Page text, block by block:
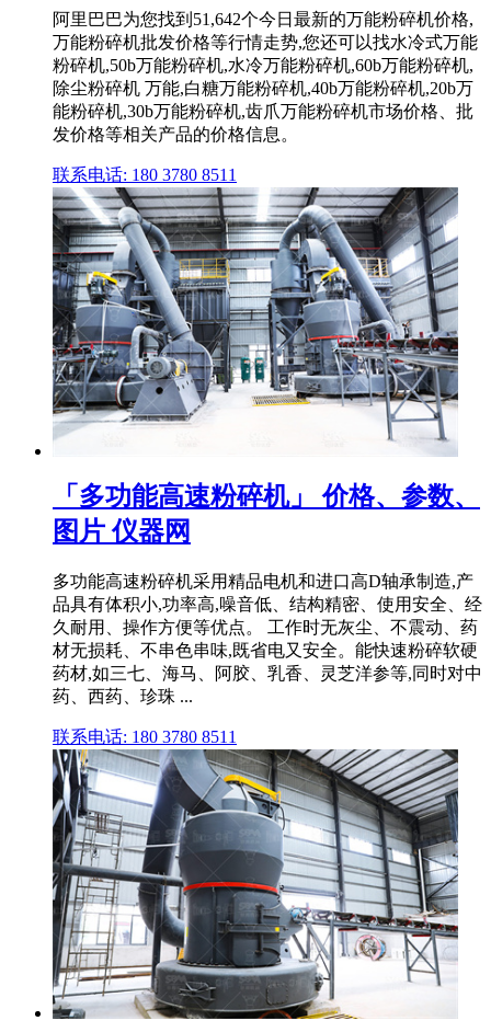
阿里巴巴为您找到51,642个今日最新的万能粉碎机价格,
万能粉碎机批发价格等行情走势,您还可以找水冷式万能
粉碎机,50b万能粉碎机,水冷万能粉碎机,60b万能粉碎机,
除尘粉碎机 万能,白糖万能粉碎机,40b万能粉碎机,20b万
能粉碎机,30b万能粉碎机,齿爪万能粉碎机市场价格、批
发价格等相关产品的价格信息。
联系电话: 180 3780 8511
「多功能高速粉碎机」 价格、参数、
图片 仪器网
多功能高速粉碎机采用精品电机和进口高D轴承制造,产
品具有体积小,功率高,噪音低、结构精密、使用安全、经
久耐用、操作方便等优点。 工作时无灰尘、不震动、药
材无损耗、不串色串味,既省电又安全。能快速粉碎软硬
药材,如三七、海马、阿胶、乳香、灵芝洋参等,同时对中
药、西药、珍珠 ...
联系电话: 180 3780 8511